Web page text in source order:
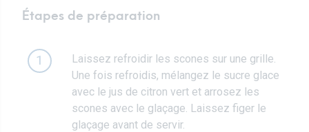
Étapes de préparation
1
Laissez refroidir les scones sur une grille.
Une fois refroidis, mélangez le sucre glace
avec le jus de citron vert et arrosez les
scones avec le glaçage. Laissez figer le
glaçage avant de servir.